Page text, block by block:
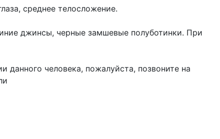
среднее телосложение.
джинсы, черные замшевые полуботинки. При
человека, пожалуйста, позвоните на